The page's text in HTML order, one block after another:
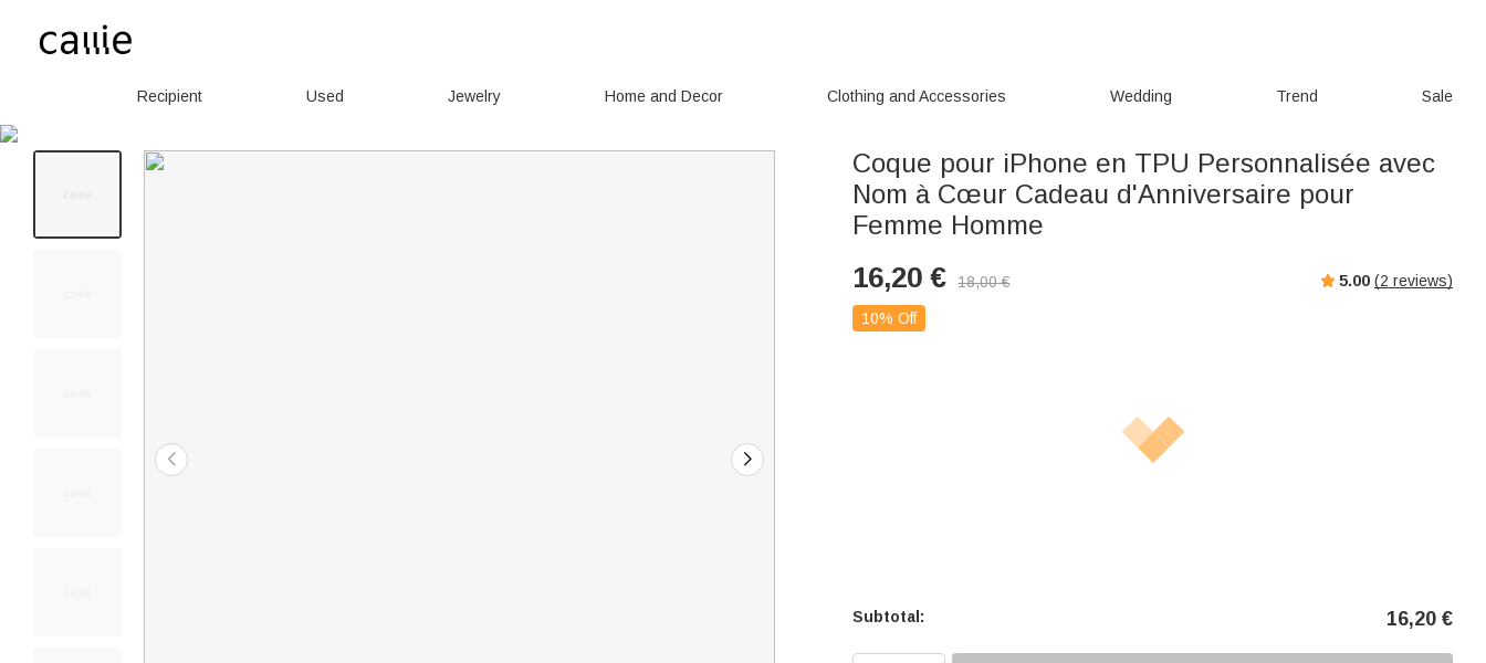
Recipient Used Jewelry Home and Decor Clothing and Accessories Wedding Trend Sale
Coque pour iPhone en TPU Personnalisée avec
Nom à Cœur Cadeau d'Anniversaire pour
Femme Homme
16,20 € 18,00€ 5.00 (2 reviews)
10% Off
Subtotal: 16,20 €